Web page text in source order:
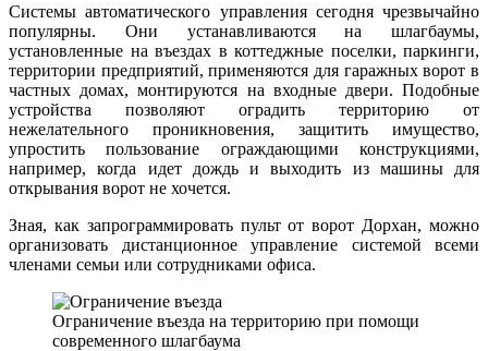
Системы автоматического управления сегодня чрезвычайно
популярны. Они устанавливаются на шлагбаумы,
установленные на въездах в коттеджные поселки, паркинги,
территории предприятий, применяются для гаражных ворот в
частных домах, монтируются на входные двери. Подобные
устройства позволяют оградить территорию от
нежелательного проникновения, защитить имущество,
упростить пользование ограждающими конструкциями,
например, когда идет дождь и выходить из машины для
открывания ворот не хочется.
Зная, как запрограммировать пульт от ворот Дорхан, можно
организовать дистанционное управление системой всеми
членами семьи или сотрудниками офиса.
Ограничение въезда на территорию при помощи
современного шлагбаума